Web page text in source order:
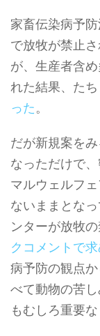
家畜伝染病予
で放牧が禁止
が、生産者含
れた結果、たち
った。
だが新規案を
なっただけで
マルウェルフ
ないままとな
ンターが放牧
クコメントで
病予防の観点
べて動物の苦
もむしろ重要な